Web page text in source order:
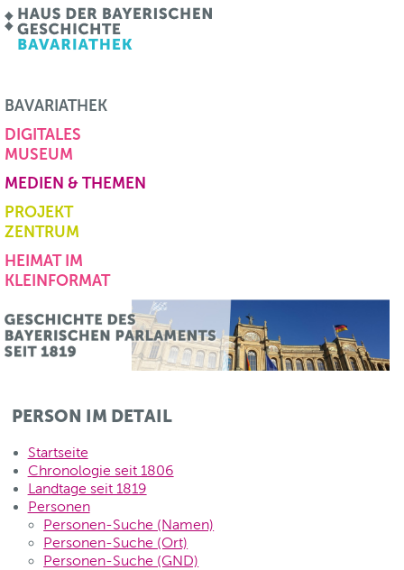
BAVARIATHEK
DIGITALES
MUSEUM
MEDIEN & THEMEN
PROJEKT
ZENTRUM
HEIMAT IM
KLEINFORMAT
PERSON IM DETAIL
Startseite
Chronologie seit 1806
Landtage seit 1819
Personen
Personen-Suche (Namen)
Personen-Suche (Ort)
Personen-Suche (GND)